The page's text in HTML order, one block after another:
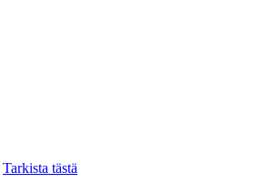
Tarkista tästä